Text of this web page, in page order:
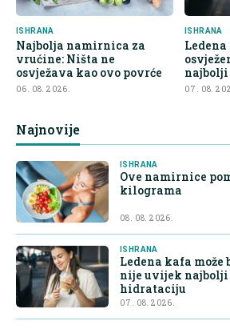
ISHRANA
Najbolja namirnica za
vrućine: Ništa ne
osvježava kao ovo povrće
06. 08. 2026.
ISHRANA
najbolji
07. 08.
Najnovije
ISHRANA
Ove namirnice
kilograma
08. 08. 2026.
ISHRANA
Ledena kafa
nije uvijek najbolji
hidrataciju
07. 08. 2026.